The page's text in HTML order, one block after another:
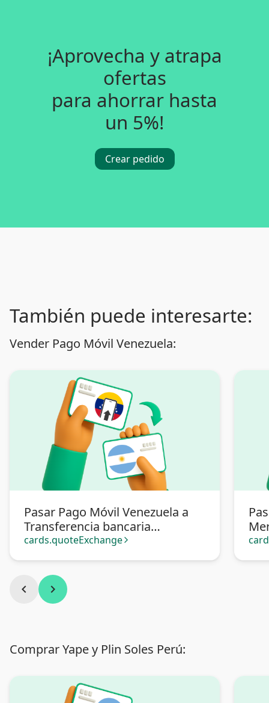
¡Aprovecha y atrapa
ofertas
para ahorrar hasta
un 5%!
Crear pedido
También puede interesarte:
Vender Pago Móvil Venezuela:
Pasar Pago Móvil Venezuela a
Transferencia bancaria
Argentina
cards.quoteExchange arrow_forward_ios
chevron_left chevron_right
Comprar Yape y Plin Soles Perú: